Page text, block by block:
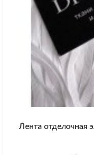
Лента отделочная